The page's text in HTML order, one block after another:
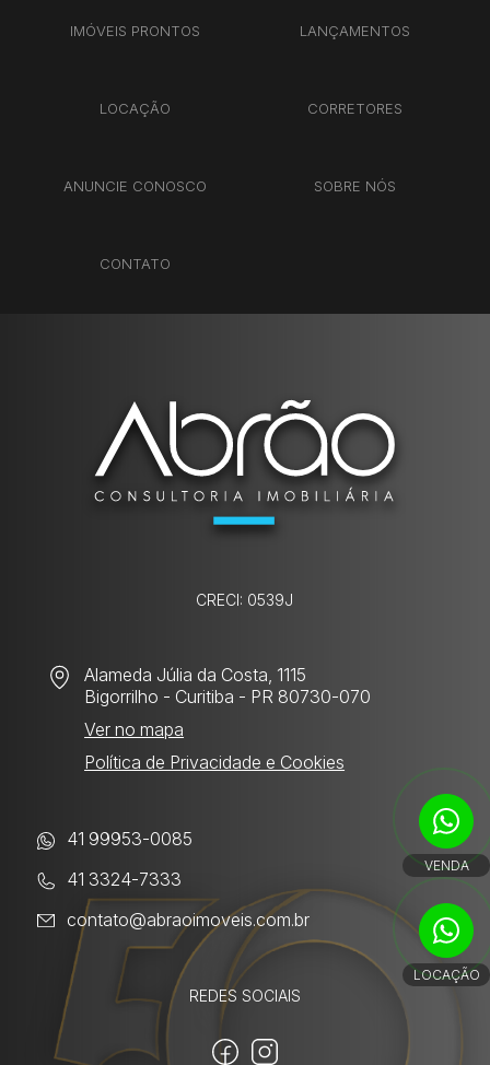
IMÓVEIS PRONTOS LANÇAMENTOS
LOCAÇÃO CORRETORES
ANUNCIE CONOSCO SOBRE NÓS
CONTATO
CRECI: 0539J
Alameda Júlia da Costa, 1115
Bigorrilho - Curitiba - PR 80730-070
Ver no mapa
Política de Privacidade e Cookies
41 99953-0085
41 3324-7333
contato@abraoimoveis.com.br
REDES SOCIAIS
VENDA
LOCAÇÃO